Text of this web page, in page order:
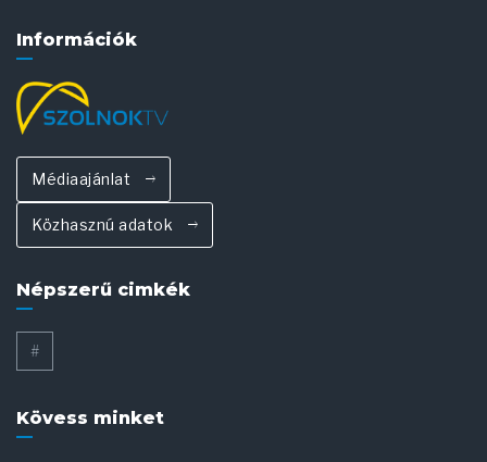
Információk
Médiaajánlat
Közhasznú adatok
Népszerű cimkék
#
Kövess minket